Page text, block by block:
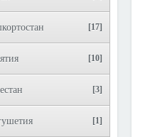
[17]
[10]
[3]
[1]